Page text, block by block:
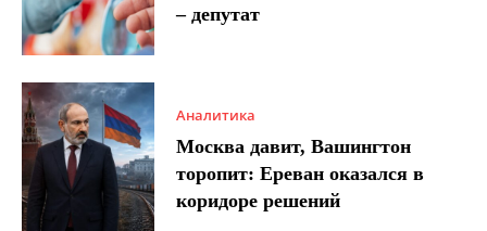
– депутат
Аналитика
Москва давит, Вашингтон
торопит: Ереван оказался в
коридоре решений